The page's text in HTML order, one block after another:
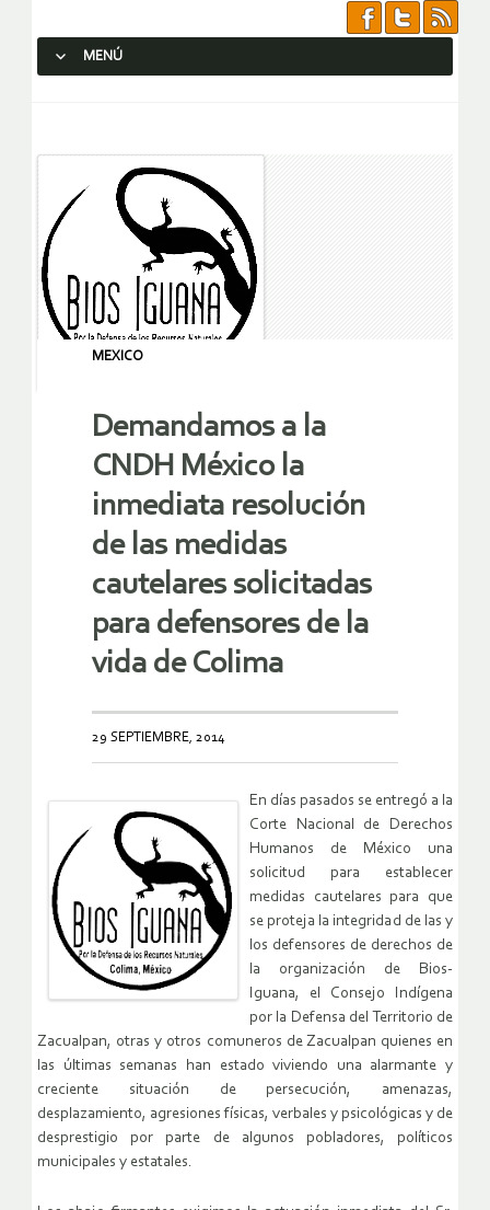
MENÚ
MEXICO
Demandamos a la
CNDH México la
inmediata resolución
de las medidas
cautelares solicitadas
para defensores de la
vida de Colima
29 SEPTIEMBRE, 2014
En días pasados se entregó a la
Corte Nacional de Derechos
Humanos de México una
solicitud para establecer
medidas cautelares para que
se proteja la integridad de las y
los defensores de derechos de
la organización de Bios-
Iguana, el Consejo Indígena
por la Defensa del Territorio de
Zacualpan, otras y otros comuneros de Zacualpan quienes en
las últimas semanas han estado viviendo una alarmante y
creciente situación de persecución, amenazas,
desplazamiento, agresiones físicas, verbales y psicológicas y de
desprestigio por parte de algunos pobladores, políticos
municipales y estatales.